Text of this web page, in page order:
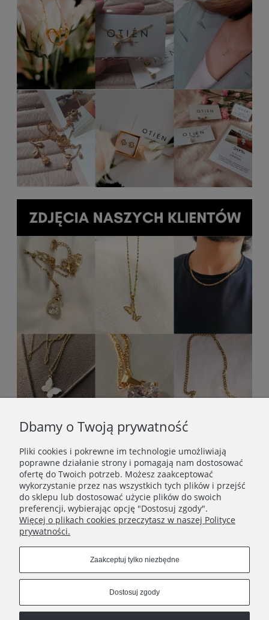
Dbamy o Twoją prywatność
Pliki cookies i pokrewne im technologie umożliwiają
poprawne działanie strony i pomagają nam dostosować
ofertę do Twoich potrzeb. Możesz zaakceptować
wykorzystanie przez nas wszystkich tych plików i przejść
do sklepu lub dostosować użycie plików do swoich
preferencji, wybierając opcję "Dostosuj zgody".
Więcej o plikach cookies przeczytasz w naszej Polityce
prywatności.
Zaakceptuj tylko niezbędne
Dostosuj zgody